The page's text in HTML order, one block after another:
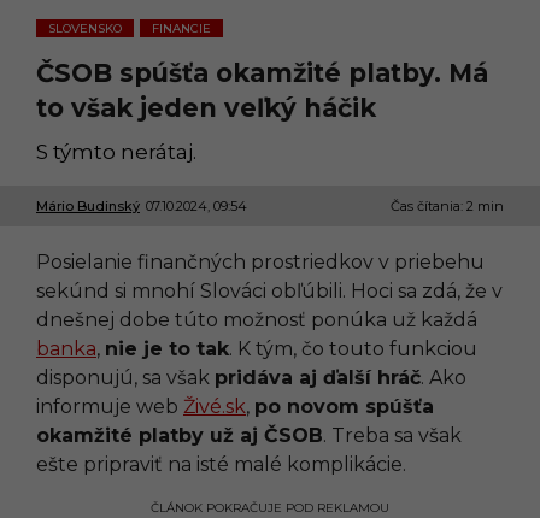
SLOVENSKO
,
FINANCIE
ČSOB spúšťa okamžité platby. Má
to však jeden veľký háčik
S týmto nerátaj.
Mário Budinský 07.10.2024, 09:54
0
1
0
2
0
2
4
0
9
5
Čas čítania: 2 min
Posielanie finančných prostriedkov v priebehu
sekúnd si mnohí Slováci obľúbili. Hoci sa zdá, že v
dnešnej dobe túto možnosť ponúka už každá
banka, nie je to tak. K tým, čo touto funkciou
disponujú, sa však pridáva aj ďalší hráč. Ako
informuje web Živé.sk, po novom spúšťa
okamžité platby už aj ČSOB. Treba sa však
ešte pripraviť na isté malé komplikácie.
ČLÁNOK POKRAČUJE POD REKLAMOU